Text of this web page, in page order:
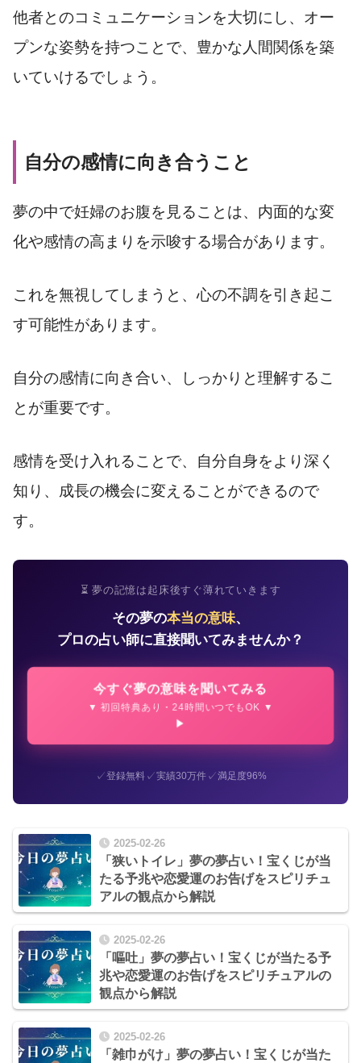
他者とのコミュニケーションを大切にし、オー
プンな姿勢を持つことで、豊かな人間関係を築
いていけるでしょう。
自分の感情に向き合うこと
夢の中で妊婦のお腹を見ることは、内面的な変
化や感情の高まりを示唆する場合があります。
これを無視してしまうと、心の不調を引き起こ
す可能性があります。
自分の感情に向き合い、しっかりと理解するこ
とが重要です。
感情を受け入れることで、自分自身をより深く
知り、成長の機会に変えることができるので
す。
⏳ 夢の記憶は起床後すぐ薄れていきます
その夢の本当の意味、
プロの占い師に直接聞いてみませんか？
今すぐ夢の意味を聞いてみる
▼ 初回特典あり・24時間いつでもOK ▼
✓登録無料✓実績30万件✓満足度96%
2025-02-26
「狭いトイレ」夢の夢占い！宝くじが当
たる予兆や恋愛運のお告げをスピリチュ
アルの観点から解説
2025-02-26
「嘔吐」夢の夢占い！宝くじが当たる予
兆や恋愛運のお告げをスピリチュアルの
観点から解説
2025-02-26
「雑巾がけ」夢の夢占い！宝くじが当た